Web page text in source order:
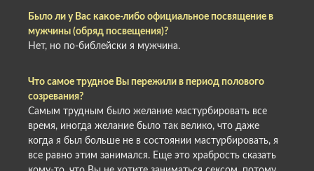
Было ли у Вас какое-либо официальное посвящение в
мужчины (обряд посвещения)?
Нет, но по-библейски я мужчина.
Что самое трудное Вы пережили в период полового
созревания?
Самым трудным было желание мастурбировать все
время, иногда желание было так велико, что даже
когда я был больше не в состоянии мастурбировать, я
все равно этим занимался. Еще это храбрость сказать